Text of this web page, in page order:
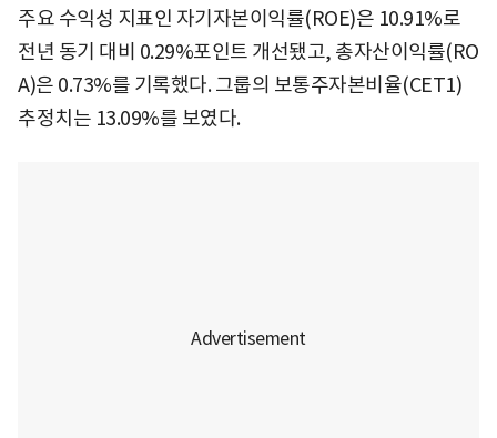
주요 수익성 지표인 자기자본이익률(ROE)은 10.91%로
전년 동기 대비 0.29%포인트 개선됐고, 총자산이익률(RO
A)은 0.73%를 기록했다. 그룹의 보통주자본비율(CET1)
추정치는 13.09%를 보였다.